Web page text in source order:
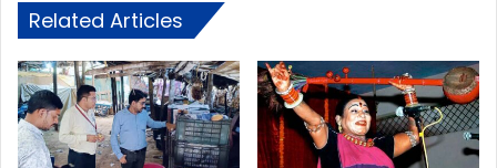
Related Articles